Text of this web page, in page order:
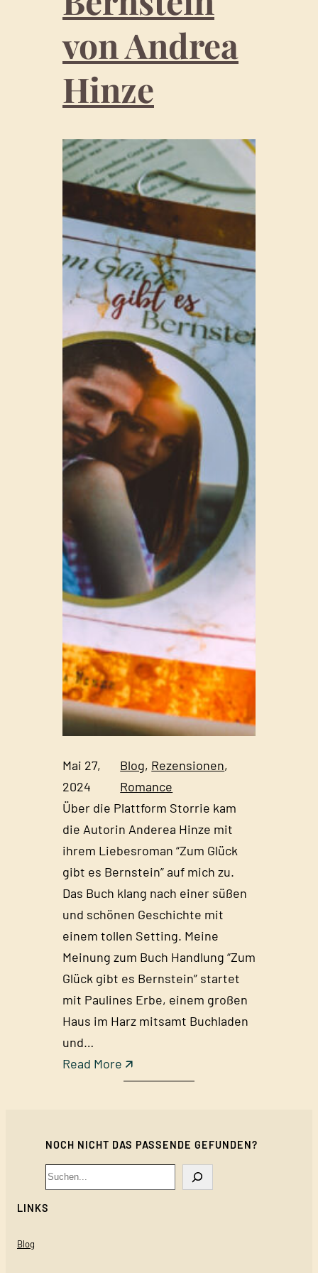
von Andrea
Hinze
Mai 27,
2024
Blog, Rezensionen
Romance
Über die Plattform Storrie kam
die Autorin Anderea Hinze mit
ihrem Liebesroman “Zum Glück
gibt es Bernstein” auf mich zu.
Das Buch klang nach einer süßen
und schönen Geschichte mit
einem tollen Setting. Meine
Meinung zum Buch Handlung “Zum
Glück gibt es Bernstein” startet
mit Paulines Erbe, einem großen
Haus im Harz mitsamt Buchladen
und…
Read More 🡭:
Z
G
l
ü
NOCH NICHT DAS PASSENDE GEFUNDEN?
Search
LINKS
Blog